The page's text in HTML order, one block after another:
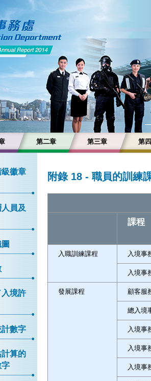
第二章 第三章 第
徽章
員及
境許
數字
算的
字
附錄 18 - 職員的訓練
課程
入職訓練課程 入境事
入境事
發展課程 顧客服
總入境
入境事
入境事
入境事